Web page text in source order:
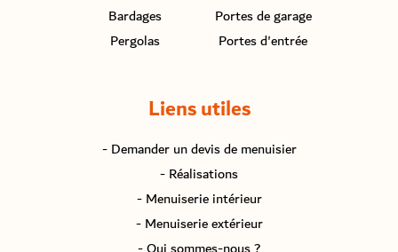
Bardages
Portes de garage
Pergolas
Portes d'entrée
Liens utiles
- Demander un devis de menuisier
- Réalisations
- Menuiserie intérieur
- Menuiserie extérieur